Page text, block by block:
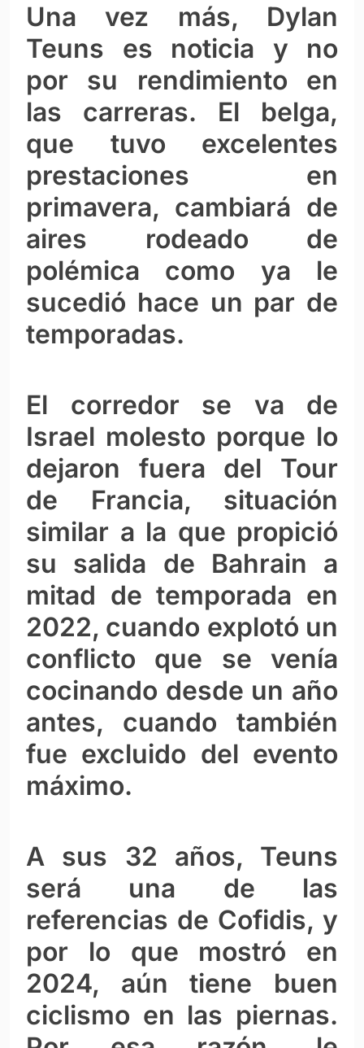
Una vez más, Dylan
Teuns es noticia y no
por su rendimiento en
las carreras. El belga,
que tuvo excelentes
prestaciones en
primavera, cambiará de
aires rodeado de
polémica como ya le
sucedió hace un par de
temporadas.
El corredor se va de
Israel molesto porque lo
dejaron fuera del Tour
de Francia, situación
similar a la que propició
su salida de Bahrain a
mitad de temporada en
2022, cuando explotó un
conflicto que se venía
cocinando desde un año
antes, cuando también
fue excluido del evento
máximo.
A sus 32 años, Teuns
será una de las
referencias de Cofidis, y
por lo que mostró en
2024, aún tiene buen
ciclismo en las piernas.